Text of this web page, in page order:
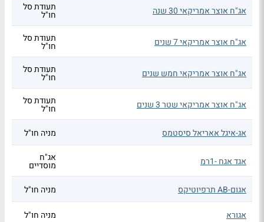
אג"ח אוצר אמריקאי 30 שנה תעודת סל
חו"ל
אג"ח אוצר אמריקאי 7 שנים תעודת סל
חו"ל
אג"ח אוצר אמריקאי חמש שנים תעודת סל
חו"ל
אג"ח אוצר אמריקאי שטר 3 שנים תעודת סל
חו"ל
אג-איגל אאריאל סיסטמס
מניה חו"ל
אגד אגח -1רמ אג"ח
מוסדיים
אגום-AB תרפיוטיקס
מניה חו"ל
אגורא מניה חו"ל